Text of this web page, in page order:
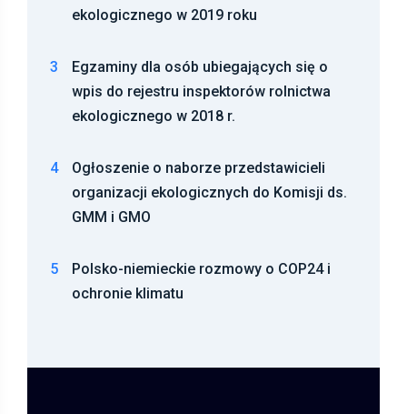
ekologicznego w 2019 roku
3
Egzaminy dla osób ubiegających się o
wpis do rejestru inspektorów rolnictwa
ekologicznego w 2018 r.
4
Ogłoszenie o naborze przedstawicieli
organizacji ekologicznych do Komisji ds.
GMM i GMO
5
Polsko-niemieckie rozmowy o COP24 i
ochronie klimatu